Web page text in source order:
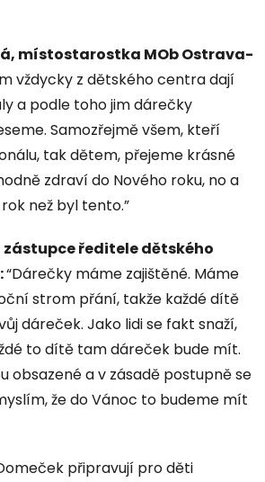
místostarostka MOb Ostrava-
vždycky z dětského centra dají
a podle toho jim dárečky
Samozřejmě všem, kteří
tak dětem, přejeme krásné
zdraví do Nového roku, no a
než byl tento.”
zástupce ředitele dětského
“Dárečky máme zajištěné. Máme
strom přání, takže každé dítě
dáreček. Jako lidi se fakt snaží,
to dítě tam dáreček bude mít.
obsazené a v zásadě postupně se
že do Vánoc to budeme mít
připravují pro děti